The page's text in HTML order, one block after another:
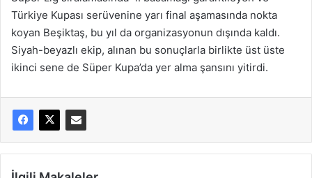
Türkiye Kupası serüvenine yarı final aşamasında nokta
koyan Beşiktaş, bu yıl da organizasyonun dışında kaldı.
Siyah-beyazlı ekip, alınan bu sonuçlarla birlikte üst üste
ikinci sene de Süper Kupa’da yer alma şansını yitirdi.